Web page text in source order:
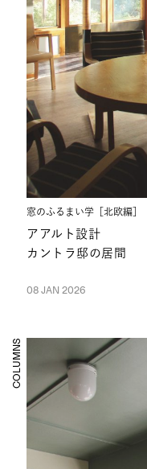
窓のふるまい学［北欧編］
アアルト設計
カントラ邸の居間
08 JAN 2026
COLUMNS